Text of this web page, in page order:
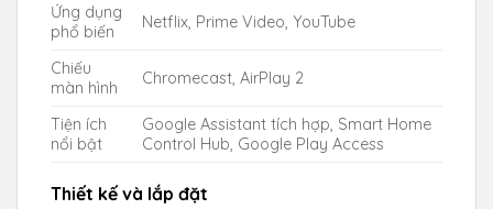
Ứng dụng
phổ biến
Netflix, Prime Video, YouTube
Chiếu
màn hình
Chromecast, AirPlay 2
Tiện ích
nổi bật
Google Assistant tích hợp, Smart Home
Control Hub, Google Play Access
Thiết kế và lắp đặt